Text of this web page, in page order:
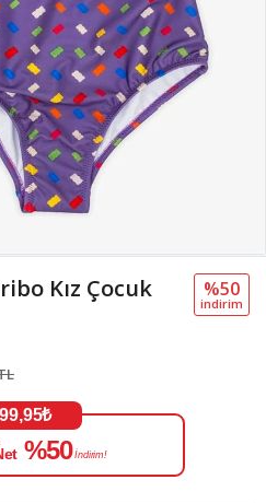
Kız Çocuk
%50
i̇ndi̇ri̇m
%50 İndirim!